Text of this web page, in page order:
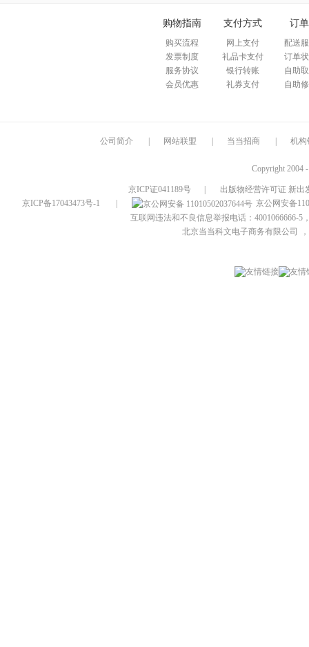
购物指南
购买流程
发票制度
服务协议
会员优惠
支付方式
网上支付
礼品卡支付
银行转账
礼券支付
订
配送
订单
自助
自助
公司简介 网站联盟 当当招商 机构
Copyright 2004
京ICP证041189号
出版物经营许可证 新出
京ICP备17043473号-1
京公网安备
互联网违法和不良信息举报电话：4001066666-5
北京当当科文电子商务有限公司